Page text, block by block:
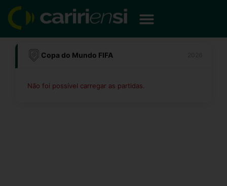
para
conteúdo
Copa do Mundo FIFA
Não foi possível carregar as partidas.